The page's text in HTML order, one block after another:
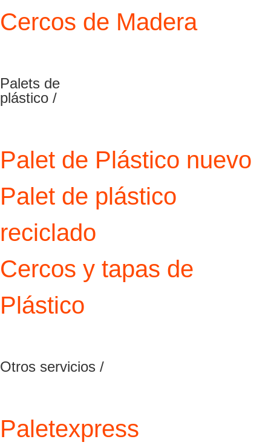
Cercos de Madera
Palets de
plástico /
Palet de Plástico nuevo
Palet de plástico
reciclado
Cercos y tapas de
Plástico
Otros servicios /
Paletexpress